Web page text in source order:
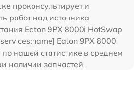
проконсультирует и
работ над источника
Eaton 9PX 8000i HotSwap
Eaton 9PX 8000i
нашей статистике в среднем
наличии запчастей.